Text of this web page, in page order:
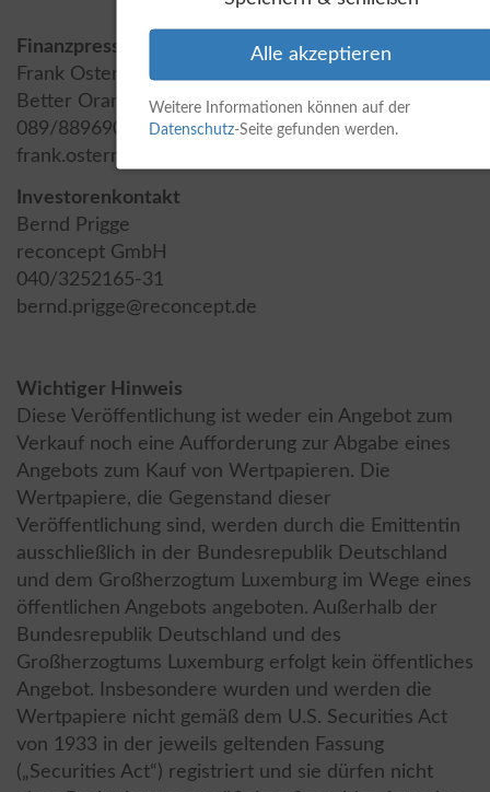
Finanzpressekontakt
Frank Ostermair, Linh Chung
Better Orange IR & HV AG
089/8896906-25
frank.ostermair@better-orange.de
Investorenkontakt
Bernd Prigge
reconcept GmbH
040/3252165-31
bernd.prigge@reconcept.de
Wichtiger Hinweis
Diese Veröffentlichung ist weder ein Angebot zum
Verkauf noch eine Aufforderung zur Abgabe eines
Angebots zum Kauf von Wertpapieren. Die
Wertpapiere, die Gegenstand dieser
Veröffentlichung sind, werden durch die Emittentin
ausschließlich in der Bundesrepublik Deutschland
und dem Großherzogtum Luxemburg im Wege eines
öffentlichen Angebots angeboten. Außerhalb der
Bundesrepublik Deutschland und des
Großherzogtums Luxemburg erfolgt kein öffentliches
Angebot. Insbesondere wurden und werden die
Wertpapiere nicht gemäß dem U.S. Securities Act
von 1933 in der jeweils geltenden Fassung
(„Securities Act“) registriert und sie dürfen nicht
Alle akzeptieren
Weitere Informationen können auf der
Datenschutz-Seite gefunden werden.